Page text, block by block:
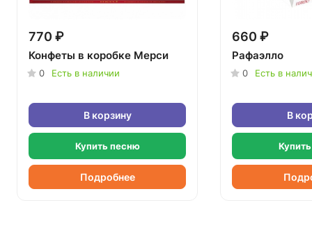
770 ₽
Конфеты в коробке Мерси
0 Есть в наличии
В корзину
Купить песню
Подробнее
660 ₽
Рафаэлло
0 Есть в
В